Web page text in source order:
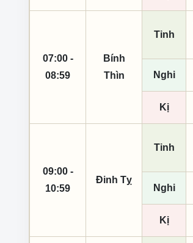
07:00 -
08:59
Bính
Thìn
Tinh
Nghi
Kị
09:00 -
10:59
Đinh Tỵ
Tinh
Nghi
Kị